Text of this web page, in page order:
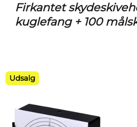
Firkantet
kuglefang + 100
Udsalg